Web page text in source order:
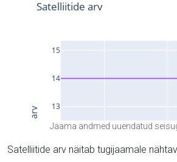
Jaama andmed uuendatud
Satelliitide arv näitab tugijaamale